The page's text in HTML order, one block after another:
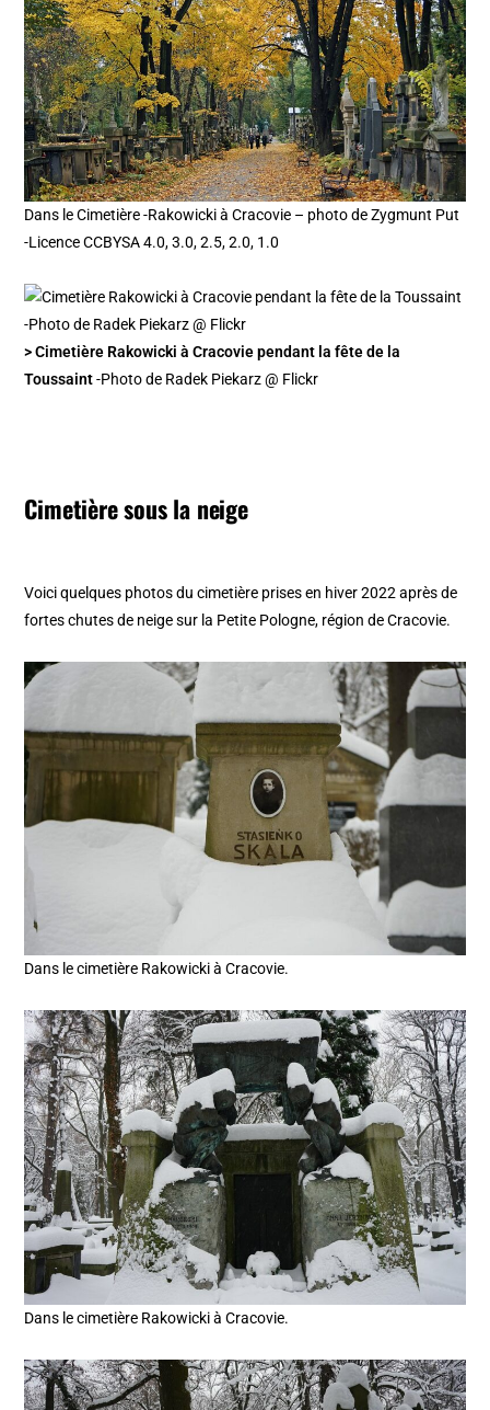
Dans le Cimetière -Rakowicki à Cracovie – photo de Zygmunt Put
-Licence CCBYSA 4.0, 3.0, 2.5, 2.0, 1.0
> Cimetière Rakowicki à Cracovie pendant la fête de la
Toussaint-Photo de Radek Piekarz @ Flickr
Cimetière sous la neige
Voici quelques photos du cimetière prises en hiver 2022 après de
fortes chutes de neige sur la Petite Pologne, région de Cracovie.
Dans le cimetière Rakowicki à Cracovie.
Dans le cimetière Rakowicki à Cracovie.